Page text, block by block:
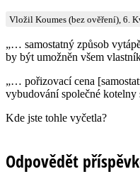
Vložil Koumes (bez ověření), 6.
„… samostatný způsob
by být umožněn všem
„… pořizovací cena
vybudování společné
Kde jste tohle vyčetla?
Odpovědět